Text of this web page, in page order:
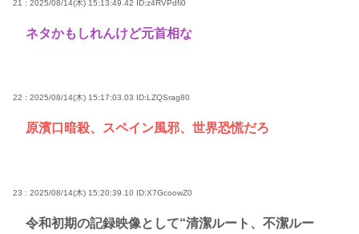
21 : 2025/08/14(木) 15:13:49.42 ID:z4RVPdfi0
ネタかもしれんけど元首相な
22 : 2025/08/14(木) 15:17:03.03 ID:LZQSrag80
原濱口暗殺、スペイン風邪、世界恐慌だろ
23 : 2025/08/14(木) 15:20:39.10 ID:X7GcoowZ0
令和初期の記録映像として“清潔ルート、不潔ルー